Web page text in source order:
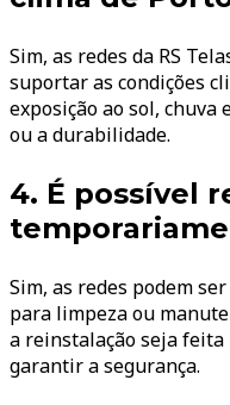
Sim, as redes da RS
suportar as condições
exposição ao sol, chuva
ou a durabilidade.
4. É possível
Sim, as redes podem
para limpeza ou
a reinstalação seja
garantir a segurança.